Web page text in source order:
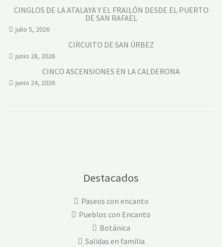
CINGLOS DE LA ATALAYA Y EL FRAILÓN DESDE EL PUERTO
DE SAN RAFAEL
julio 5, 2026
CIRCUITO DE SAN ÚRBEZ
junio 28, 2026
CINCO ASCENSIONES EN LA CALDERONA
junio 24, 2026
Destacados
Paseos con encanto
Pueblos con Encanto
Botánica
Salidas en familia